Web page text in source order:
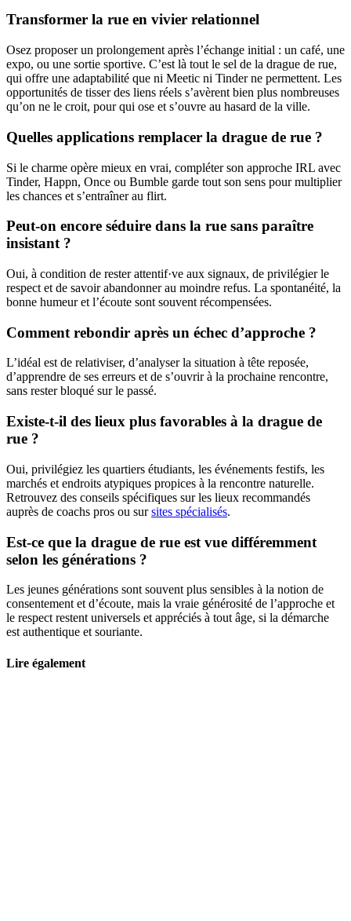
Transformer la rue en vivier relationnel
Osez proposer un prolongement après l’échange initial : un café, une
expo, ou une sortie sportive. C’est là tout le sel de la drague de rue,
qui offre une adaptabilité que ni Meetic ni Tinder ne permettent. Les
opportunités de tisser des liens réels s’avèrent bien plus nombreuses
qu’on ne le croit, pour qui ose et s’ouvre au hasard de la ville.
Quelles applications remplacer la drague de rue ?
Si le charme opère mieux en vrai, compléter son approche IRL avec
Tinder, Happn, Once ou Bumble garde tout son sens pour multiplier
les chances et s’entraîner au flirt.
Peut-on encore séduire dans la rue sans paraître
insistant ?
Oui, à condition de rester attentif·ve aux signaux, de privilégier le
respect et de savoir abandonner au moindre refus. La spontanéité, la
bonne humeur et l’écoute sont souvent récompensées.
Comment rebondir après un échec d’approche ?
L’idéal est de relativiser, d’analyser la situation à tête reposée,
d’apprendre de ses erreurs et de s’ouvrir à la prochaine rencontre,
sans rester bloqué sur le passé.
Existe-t-il des lieux plus favorables à la drague de
rue ?
Oui, privilégiez les quartiers étudiants, les événements festifs, les
marchés et endroits atypiques propices à la rencontre naturelle.
Retrouvez des conseils spécifiques sur les lieux recommandés
auprès de coachs pros ou sursites spécialisés.
Est-ce que la drague de rue est vue différemment
selon les générations ?
Les jeunes générations sont souvent plus sensibles à la notion de
consentement et d’écoute, mais la vraie générosité de l’approche et
le respect restent universels et appréciés à tout âge, si la démarche
est authentique et souriante.
Lire également